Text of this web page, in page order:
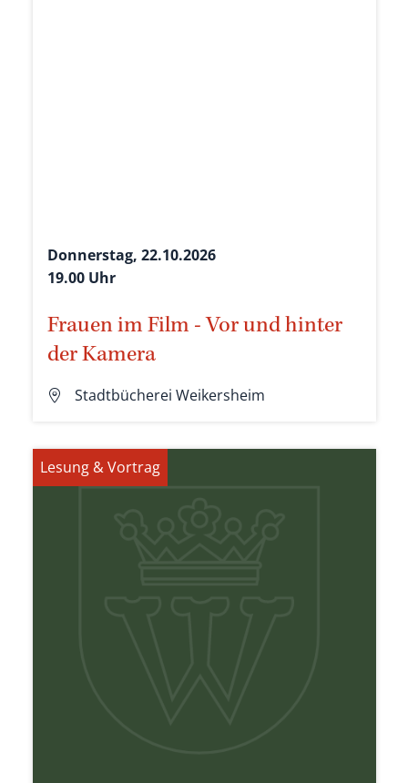
Donnerstag, 22.10.2026
19.00 Uhr
Frauen im Film - Vor und hinter
der Kamera
Stadtbücherei Weikersheim
Lesung & Vortrag